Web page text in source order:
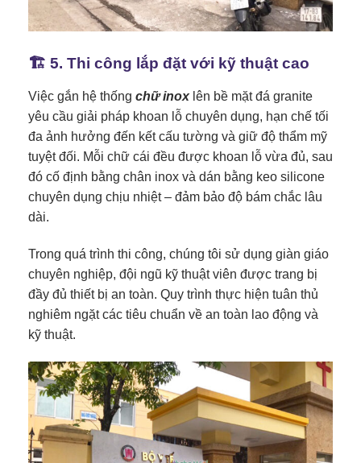
🏗️ 5. Thi công lắp đặt với kỹ thuật cao
Việc gắn hệ thống chữ inox lên bề mặt đá granite
yêu cầu giải pháp khoan lỗ chuyên dụng, hạn chế tối
đa ảnh hưởng đến kết cấu tường và giữ độ thẩm mỹ
tuyệt đối. Mỗi chữ cái đều được khoan lỗ vừa đủ, sau
đó cố định bằng chân inox và dán bằng keo silicone
chuyên dụng chịu nhiệt – đảm bảo độ bám chắc lâu
dài.
Trong quá trình thi công, chúng tôi sử dụng giàn giáo
chuyên nghiệp, đội ngũ kỹ thuật viên được trang bị
đầy đủ thiết bị an toàn. Quy trình thực hiện tuân thủ
nghiêm ngặt các tiêu chuẩn về an toàn lao động và
kỹ thuật.